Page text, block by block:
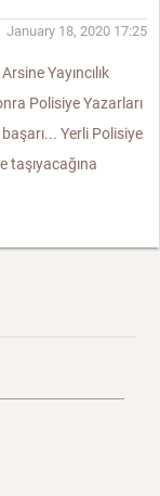
January 18, 2020 17:25
Yayıncılık
Polisiye Yazarları
Yerli Polisiye
taşıyacağına